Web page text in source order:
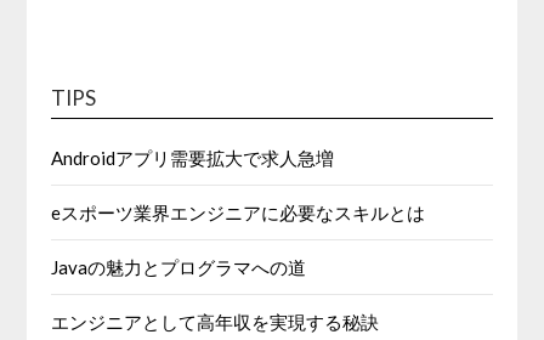
TIPS
Androidアプリ需要拡大で求人急増
eスポーツ業界エンジニアに必要なスキルとは
Javaの魅力とプログラマへの道
エンジニアとして高年収を実現する秘訣